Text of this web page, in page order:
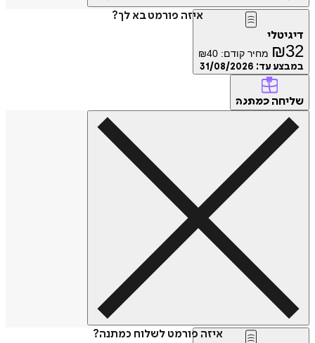
איזה פורמט בא לך?
דיגיטלי
₪32 מחיר קודם: ₪40
במבצע עד: 31/08/2026
שליחה כמתנה
איזה פורמט לשלוח כמתנה?